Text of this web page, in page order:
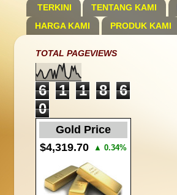
TERKINI TENTANG KAMI
HARGA KAMI
PRODUK KAMI
TOTAL PAGEVIEWS
6 1 1 8
6
0
Gold Price
$4,319.70
▲ 0.34%